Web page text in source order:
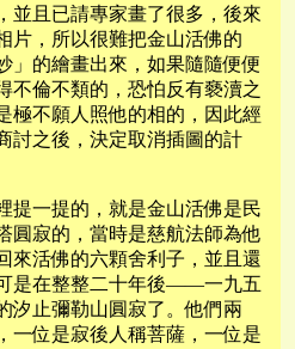
並且已請專家畫了很多，後來
片，所以很難把金山活佛的
」的繪畫出來，如果隨隨便便
不倫不類的，恐怕反有褻瀆之
極不願人照他的相的，因此經
討之後，決定取消插圖的計
提一提的，就是金山活佛是民
圓寂的，當時是慈航法師為他
來活佛的六顆舍利子，並且還
是在整整二十年後——一九五
汐止彌勒山圓寂了。他們兩
一位是寂後人稱菩薩，一位是